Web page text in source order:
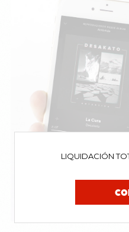
LIQUIDACIÓN